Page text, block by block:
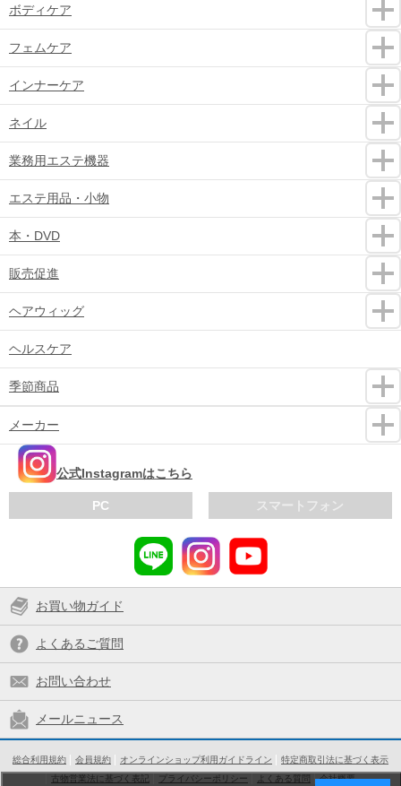
ボディケア
フェムケア
インナーケア
ネイル
業務用エステ機器
エステ用品・小物
本・DVD
販売促進
ヘアウィッグ
ヘルスケア
季節商品
メーカー
公式Instagramはこちら
スマートフォン
PC
お買い物ガイド
よくあるご質問
お問い合わせ
メールニュース
総合利用規約 会員規約 オンラインショップ利用ガイドライン
特定商取引法に基づく表示
古物営業法に基づく表記
プライバシーポリシー よくある質問 会社概要